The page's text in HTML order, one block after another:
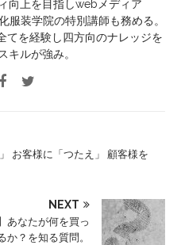
向上を目指しwebメディア
服装学院の特別講師も務める。
てを経験し四方向のナレッジを
キルが強み。
お客様に「つたえ」 顧客様を
NEXT
あなたが何を買っ
か？を知る質問。